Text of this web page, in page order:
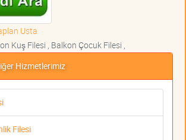
Usta
Kuş Filesi , Balkon Çocuk Filesi ,
Hizmetlerimiz
Filesi